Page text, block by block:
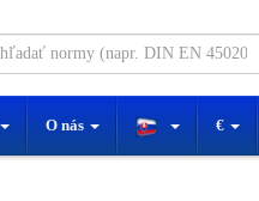
O nás €